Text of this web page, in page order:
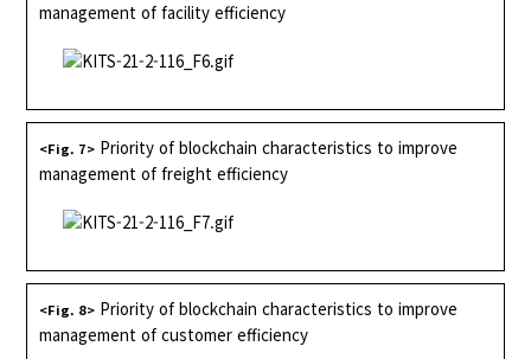
management of facility efficiency
<Fig. 7> Priority of blockchain characteristics to improve
management of freight efficiency
<Fig. 8> Priority of blockchain characteristics to improve
management of customer efficiency